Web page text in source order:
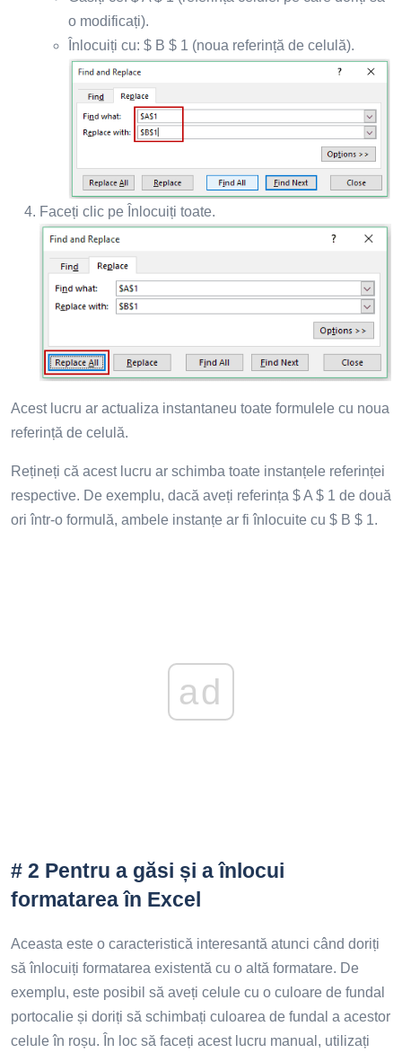
o modificați).
Înlocuiți cu: $ B $ 1 (noua referință de celulă).
Faceți clic pe Înlocuiți toate.
Acest lucru ar actualiza instantaneu toate formulele cu noua
referință de celulă.
Rețineți că acest lucru ar schimba toate instanțele referinței
respective. De exemplu, dacă aveți referința $ A $ 1 de două
ori într-o formulă, ambele instanțe ar fi înlocuite cu $ B $ 1.
ad
# 2 Pentru a găsi și a înlocui
formatarea în Excel
Aceasta este o caracteristică interesantă atunci când doriți
să înlocuiți formatarea existentă cu o altă formatare. De
exemplu, este posibil să aveți celule cu o culoare de fundal
portocalie și doriți să schimbați culoarea de fundal a acestor
celule în roșu. În loc să faceți acest lucru manual, utilizați